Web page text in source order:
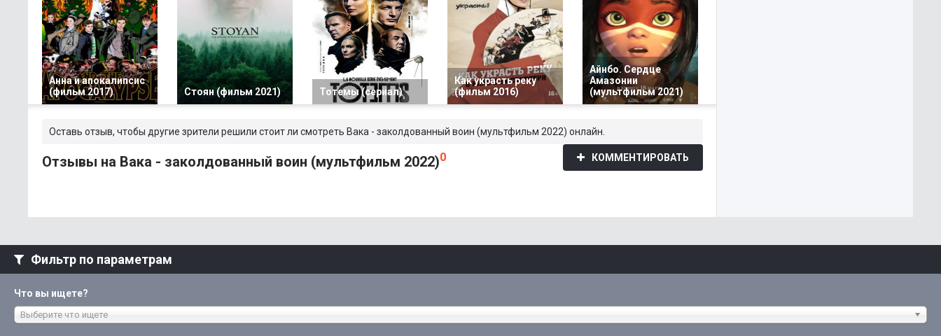
Анна и апокалипсис
(фильм 2017)
Стоян (фильм 2021) Тотемы (сериал)
Как украсть реку
(фильм 2016)
Айнбо. Сердце
Амазонии
(мультфильм 2021)
Оставь отзыв, чтобы другие зрители решили стоит ли смотреть Вака - заколдованный воин (мультфильм 2022) онлайн.
Отзывы на Вака - заколдованный воин (мультфильм 2022)0 КОММЕНТИРОВАТЬ
Фильтр по параметрам
Что вы ищете?
Выберите что ищете